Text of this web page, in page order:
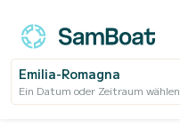
Emilia-Romagna
Ein Datum oder Zeitraum wählen